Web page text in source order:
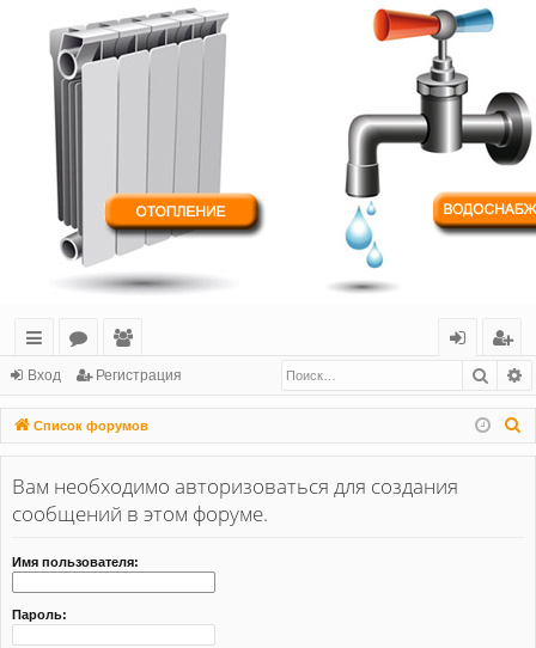
с
ы
лк
и
о
ру
м
ы
ол
ьз
ов
ат
ел
и
д
ег
ис
тр
Вход Регистрация
Список форумов
Вам необходимо авторизоваться для создания
сообщений в этом форуме.
Имя пользователя:
Пароль: